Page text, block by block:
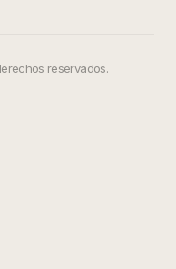
reservados.